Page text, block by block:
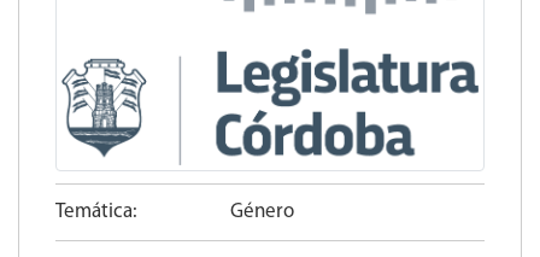
Temática: Género